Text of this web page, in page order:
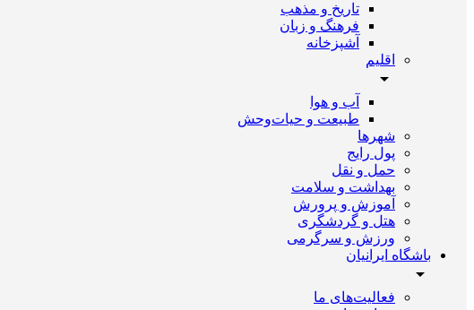
تاریخ و مذهب
فرهنگ و زبان
آشپزخانه
اقلیم
آب و هوا
طبیعت و حیات‌وحش
شهرها
پول رایج
حمل و نقل
بهداشت و سلامت
آموزش و پرورش
هتل و گردشگری
ورزش و سرگرمی
باشگاه ایرانیان
فعالیت‌های ما